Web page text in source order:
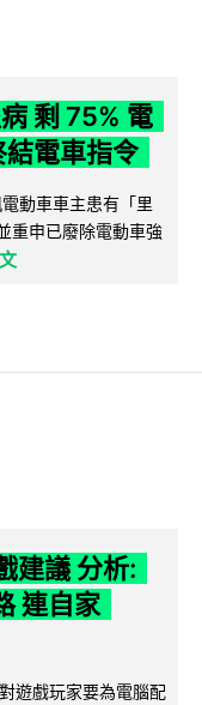
剩 75% 電
電車指令
動車車主患有「里
重申已廢除電動車強
建議 分析:
連自家
遊戲玩家要為電腦配